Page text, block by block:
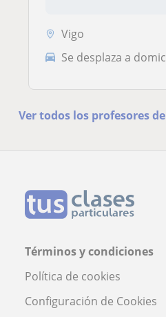
Vigo
Se desplaza a
Ver todos los profesores
Términos y condiciones
Política de cookies
Configuración de Cookies